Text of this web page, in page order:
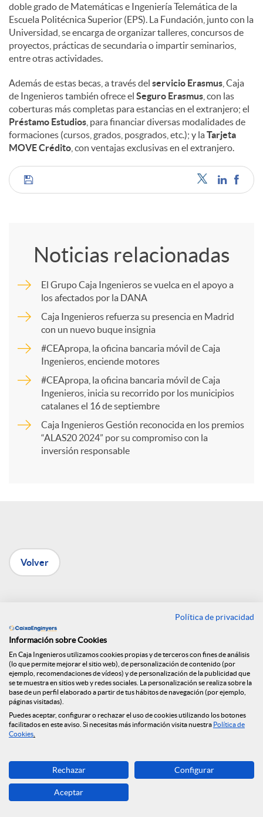
doble grado de Matemáticas e Ingeniería Telemática de la
Escuela Politécnica Superior (EPS). La Fundación, junto con la
Universidad, se encarga de organizar talleres, concursos de
proyectos, prácticas de secundaria o impartir seminarios,
entre otras actividades.
Además de estas becas, a través del servicio Erasmus , Caja
de Ingenieros también ofrece el Seguro Erasmus , con las
coberturas más completas para estancias en el extranjero; el
Préstamo Estudios , para financiar diversas modalidades de
formaciones (cursos, grados, posgrados, etc.); y laTarjeta
MOVE Crédito , con ventajas exclusivas en el extranjero.
C
p
a
r
t
n
e
d
e
s
S
Noticias relacionadas
El Grupo Caja Ingenieros se vuelca en el apoyo a
los afectados por la DANA
Caja Ingenieros refuerza su presencia en Madrid
con un nuevo buque insignia
#CEApropa, la oficina bancaria móvil de Caja
Ingenieros, enciende motores
#CEApropa, la oficina bancaria móvil de Caja
Ingenieros, inicia su recorrido por los municipios
catalanes el 16 de septiembre
Caja Ingenieros Gestión reconocida en los premios
“ALAS20 2024” por su compromiso con la
inversión responsable
Volver
Caja de Ingenieros
firma un convenio con
el Colegio de
Arquitectura Técnica
de Barcelona
Con este convenio, ligado a las ayudas
de los Fondos Next Generation EU ya
Política de privacidad
Información sobre Cookies
En Caja Ingenieros utilizamos cookies propias y de terceros con fines de análisis
(lo que permite mejorar el sitio web), de personalización de contenido (por
ejemplo, recomendaciones de vídeos) y de personalización de la publicidad que
se te muestra en sitios web y redes sociales. La personalización se realiza sobre la
base de un perfil elaborado a partir de tus hábitos de navegación (por ejemplo,
páginas visitadas).
Puedes aceptar, configurar o rechazar el uso de cookies utilizando los botones
facilitados en este aviso. Si necesitas más información visita nuestra Política de
Cookies
Rechazar Configurar
Aceptar